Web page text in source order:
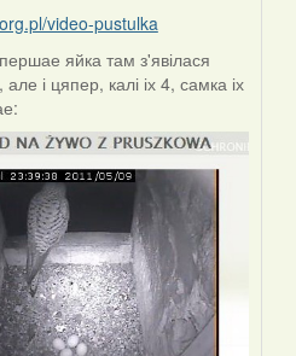
video-pustulka
яйка там з'явілася
але і цяпер, калі іх 4, самка іх